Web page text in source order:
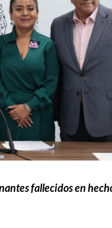
fallecidos en